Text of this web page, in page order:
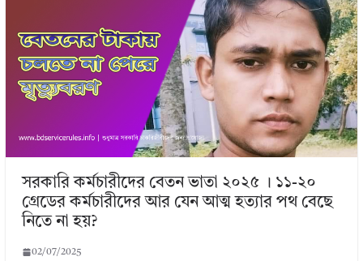
সরকারি কর্মচারীদের বেতন ভাতা ২০২৫ । ১১-২০
গ্রেডের কর্মচারীদের আর যেন আত্ম হত্যার পথ বেছে
নিতে না হয়?
02/07/2025